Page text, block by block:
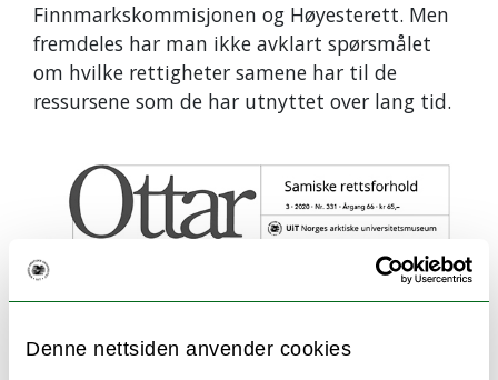
Denne nettsiden anvender cookies
Finnmarkskommisjonen og Høyesterett. Men
fremdeles har man ikke avklart spørsmålet
om hvilke rettigheter samene har til de
ressursene som de har utnyttet over lang tid.